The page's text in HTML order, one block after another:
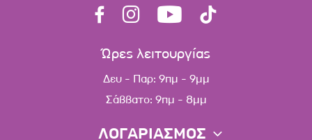
Ώρες λειτουργίας
Δευ - Παρ: 9πμ - 9μμ
Σάββατο: 9πμ - 8μμ
ΛΟΓΑΡΙΑΣΜΟΣ